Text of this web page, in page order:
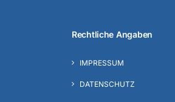
Rechtliche Angaben
IMPRESSUM
DATENSCHUTZ